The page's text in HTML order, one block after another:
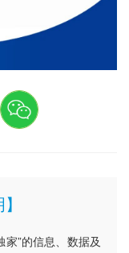
家”的信息、数据及